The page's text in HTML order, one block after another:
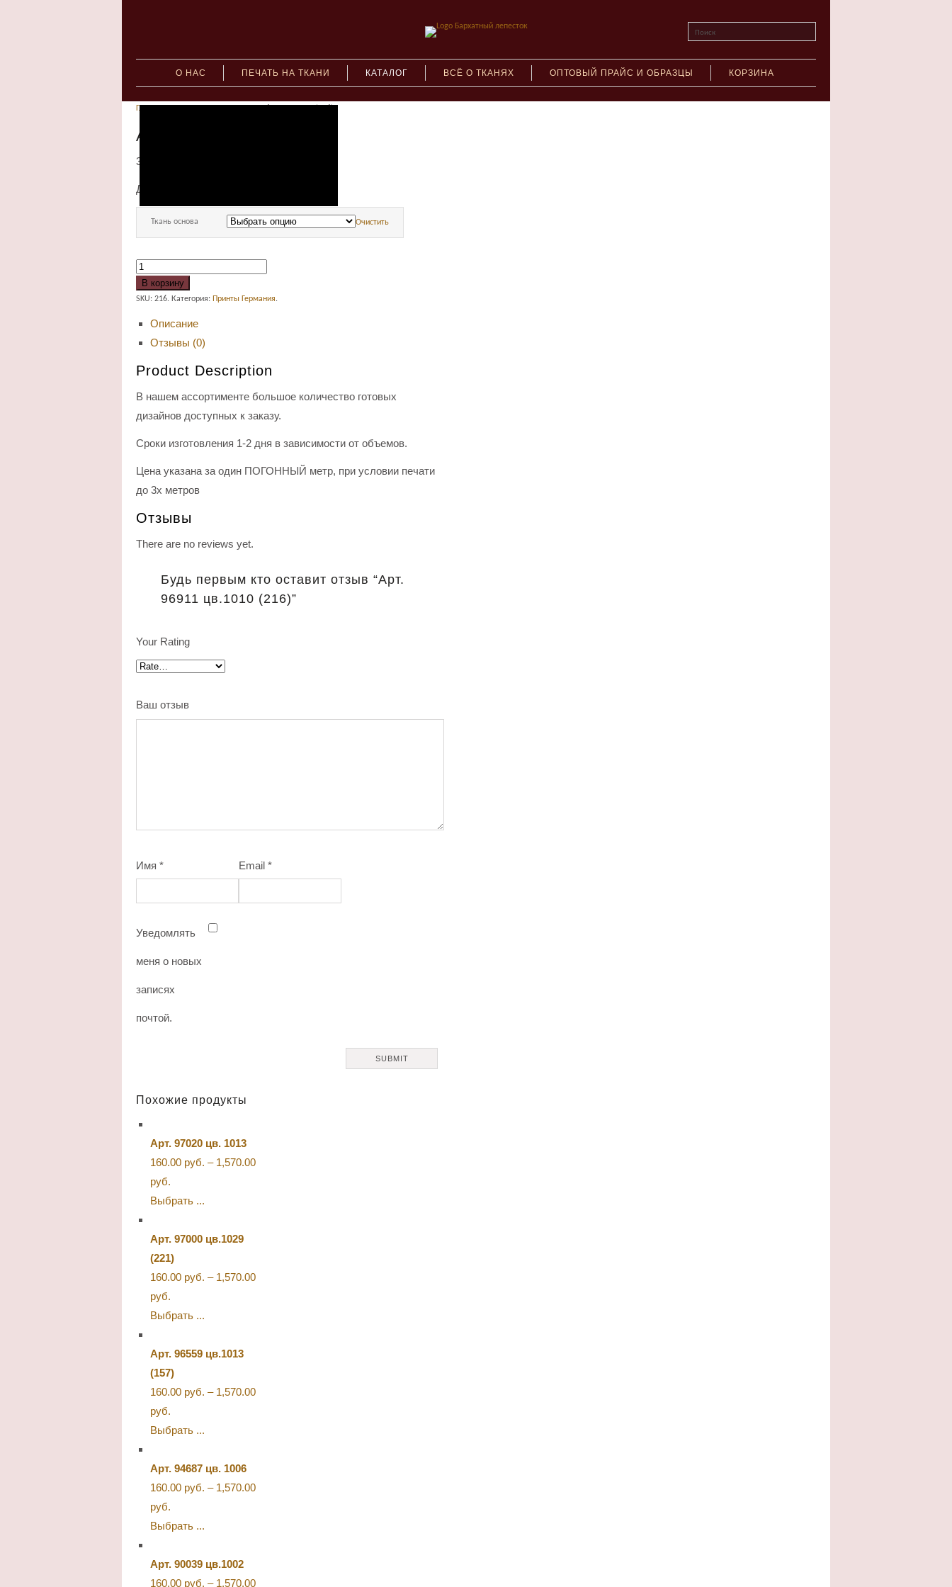
Поиск
О НАС ПЕЧАТЬ НА ТКАНИ КАТАЛОГ ВСЁ О ТКАНЯХ ОПТОВЫЙ ПРАЙС И ОБРАЗЦЫ КОРЗИНА
Главная
Арт. 96911 цв.1010 (216)
390.00
Для заказа принта укажите ткань основу
Ткань основа Очистить
В корзину
SKU: 216. Категория: Принты Германия.
Описание
Отзывы (0)
Product Description
В нашем ассортименте большое количество готовых
дизайнов доступных к заказу.
Сроки изготовления 1-2 дня в зависимости от объемов.
Цена указана за один ПОГОННЫЙ метр, при условии печати
до 3х метров
Отзывы
There are no reviews yet.
Будь первым кто оставит отзыв “Арт.
96911 цв.1010 (216)”
Your Rating
Ваш отзыв
Имя * Email *
Уведомлять
меня о новых
записях
почтой.
Похожие продукты
Арт. 97020 цв. 1013
160.00 руб. – 1,570.00
руб.
Выбрать ...
Арт. 97000 цв.1029
(221)
160.00 руб. – 1,570.00
руб.
Выбрать ...
Арт. 96559 цв.1013
(157)
160.00 руб. – 1,570.00
руб.
Выбрать ...
Арт. 94687 цв. 1006
160.00 руб. – 1,570.00
руб.
Выбрать ...
Арт. 90039 цв.1002
160.00 руб. – 1,570.00